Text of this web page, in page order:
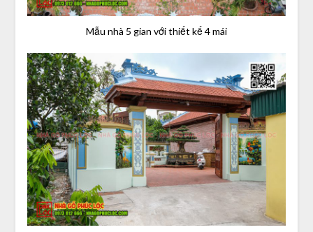
Mẫu nhà 5 gian với thiết kế 4 mái